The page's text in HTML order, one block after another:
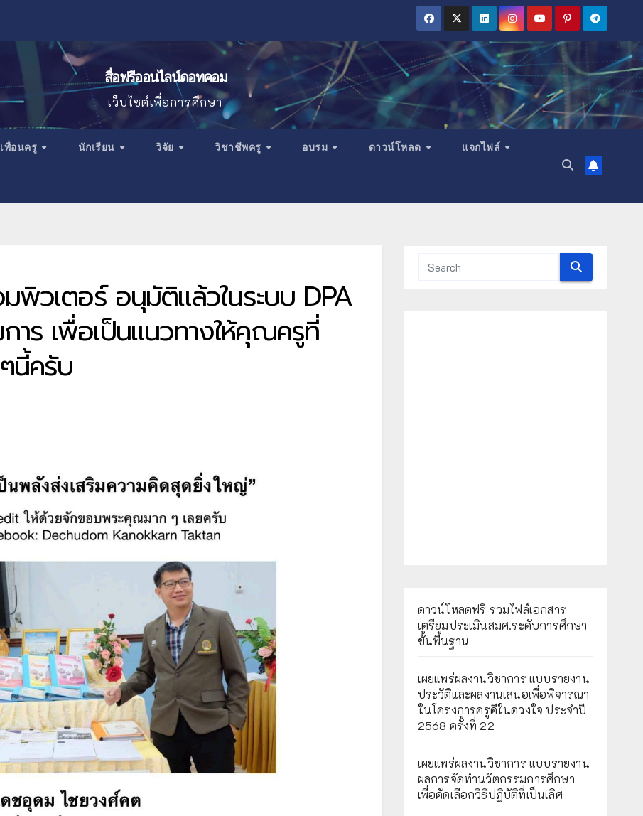
สื่อฟรีออนไลน์ดอทคอม
เว็บไซต์เพื่อการศึกษา
เพื่อนครู นักเรียน วิจัย วิชาชีพครู อบรม ดาวน์โหลด แจกไฟล์
พิวเตอร์ อนุมัติแล้วในระบบ DPA
ร เพื่อเป็นแนวทางให้คุณครูที่
นี้ครับ
ดาวน์โหลดฟรี รวมไฟล์เอกสาร
เตรียมประเมินสมศ.ระดับการศึกษา
ขั้นพื้นฐาน
เผยแพร่ผลงานวิชาการ แบบรายงาน
ประวัติและผลงานเสนอเพื่อพิจารณา
ในโครงการครูดีในดวงใจ ประจำปี
2568 ครั้งที่ 22
เผยแพร่ผลงานวิชาการ แบบรายงาน
ผลการจัดทำนวัตกรรมการศึกษา
เพื่อคัดเลือกวิธีปฏิบัติที่เป็นเลิศ